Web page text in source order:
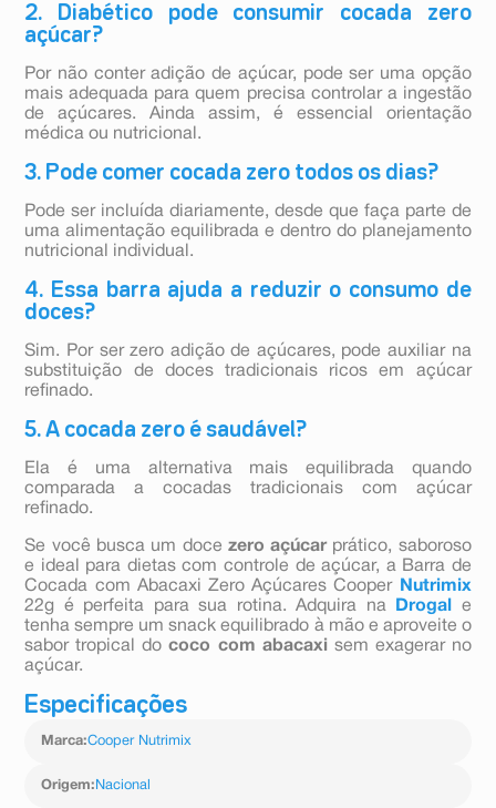
2. Diabético pode consumir cocada zero
açúcar?
Por não conter adição de açúcar, pode ser uma opção
mais adequada para quem precisa controlar a ingestão
de açúcares. Ainda assim, é essencial orientação
médica ou nutricional.
3. Pode comer cocada zero todos os dias?
Pode ser incluída diariamente, desde que faça parte de
uma alimentação equilibrada e dentro do planejamento
nutricional individual.
4. Essa barra ajuda a reduzir o consumo de
doces?
Sim. Por ser zero adição de açúcares, pode auxiliar na
substituição de doces tradicionais ricos em açúcar
refinado.
5. A cocada zero é saudável?
Ela é uma alternativa mais equilibrada quando
comparada a cocadas tradicionais com açúcar
refinado.
Se você busca um doce zero açúcarprático, saboroso
e ideal para dietas com controle de açúcar, a Barra de
Cocada com Abacaxi Zero Açúcares Cooper
Nutrimix
22g é perfeita para sua rotina. Adquira na
Drogal
e
tenha sempre um snack equilibrado à mão e aproveite o
sabor tropical dococo com abacaxi sem exagerar no
açúcar.
Especificações
Marca:Cooper Nutrimix
Origem: Nacional